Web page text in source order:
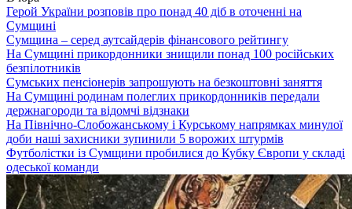
Герой України розповів про понад 40 діб в оточенні на
Сумщині
Сумщина – серед аутсайдерів фінансового рейтингу
На Сумщині прикордонники знищили понад 100 російських
безпілотників
Сумських пенсіонерів запрошують на безкоштовні заняття
На Сумщині родинам полеглих прикордонників передали
держнагороди та відомчі відзнаки
На Північно-Слобожанському і Курському напрямках минулої
доби наші захисники зупинили 5 ворожих штурмів
Футболістки із Сумщини пробилися до Кубку Європи у складі
одеської команди